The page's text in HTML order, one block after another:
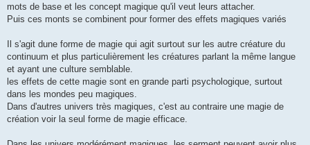
mots de base et les concept magique qu'il veut leurs attacher.
Puis ces monts se combinent pour former des effets magiques variés
Il s'agit dune forme de magie qui agit surtout sur les autre créature du
continuum et plus particulièrement les créatures parlant la même langue
et ayant une culture semblable.
les effets de cette magie sont en grande parti psychologique, surtout
dans les mondes peu magiques.
Dans d'autres univers très magiques, c'est au contraire une magie de
création voir la seul forme de magie efficace.